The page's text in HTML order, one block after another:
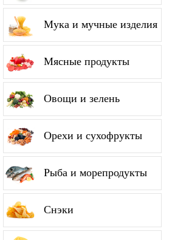
Мука и мучные изделия
Мясные продукты
Овощи и зелень
Орехи и сухофрукты
Рыба и морепродукты
Снэки